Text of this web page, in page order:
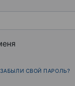
ЗАБЫЛИ СВОЙ ПАРОЛЬ?